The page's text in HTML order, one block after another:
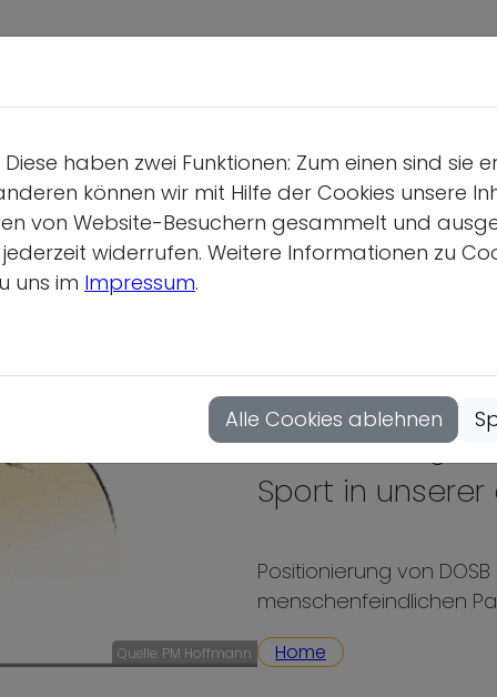
Quelle: PM Hoffmann
Klare Haltung
Sport in
Positionierung von
menschenfeindlichen
Home
haben zwei Funktionen: Zum einen sind
können wir mit Hilfe der Cookies unsere
von Website-Besuchern gesammelt und
widerrufen. Weitere Informationen zu
uns im Impressum.
Alle Cookies ablehnen